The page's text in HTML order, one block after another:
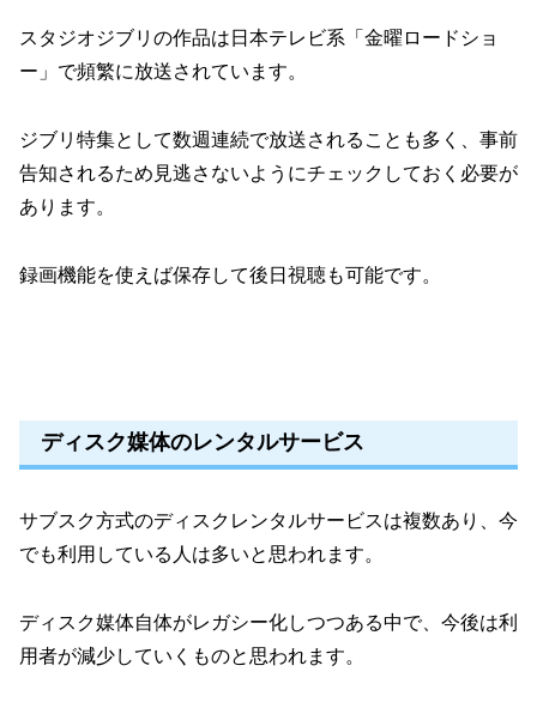
スタジオジブリの作品は日本テレビ系「金曜ロードショ
ー」で頻繁に放送されています。
ジブリ特集として数週連続で放送されることも多く、事前
告知されるため見逃さないようにチェックしておく必要が
あります。
録画機能を使えば保存して後日視聴も可能です。
ディスク媒体のレンタルサービス
サブスク方式のディスクレンタルサービスは複数あり、今
でも利用している人は多いと思われます。
ディスク媒体自体がレガシー化しつつある中で、今後は利
用者が減少していくものと思われます。